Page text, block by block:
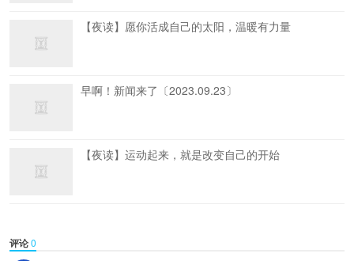
【夜读】愿你活成自己的太阳，温暖有力量
早啊！新闻来了〔2023.09.23〕
【夜读】运动起来，就是改变自己的开始
评论0